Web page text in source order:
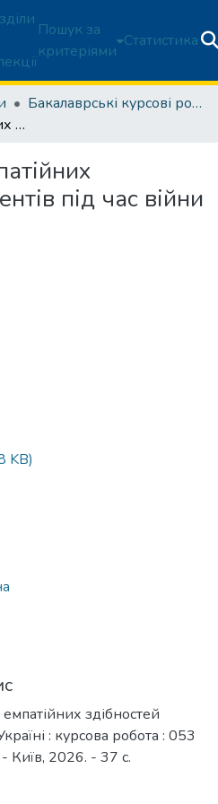
Пошук за
критеріями
Статистика
Бакалаврські курсові роботи
Особливості емпатійних здібностей студентів під час війни в Україні
під час війни
KB)
здібностей
: курсова робота : 053
Київ, 2026. - 37 с.